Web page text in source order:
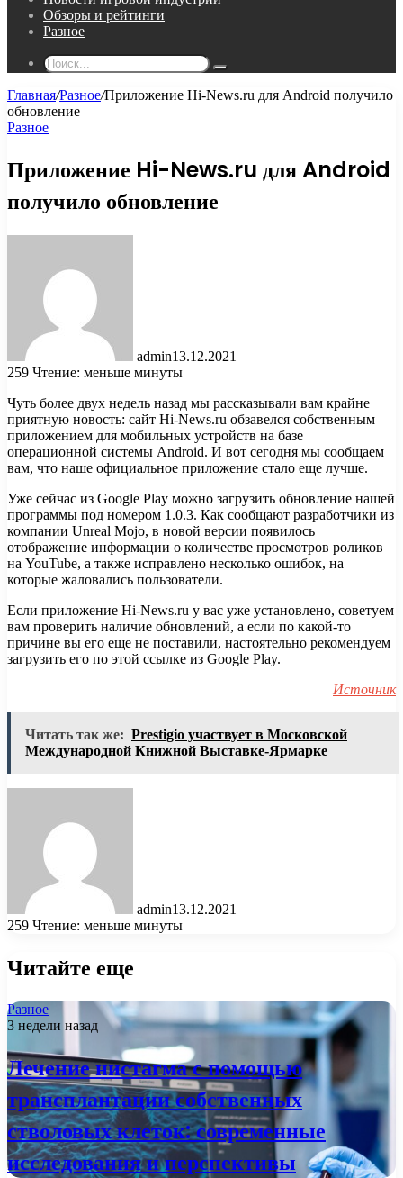
Обзоры и рейтинги
Разное
Поиск...
Главная/Разное/Приложение Hi-News.ru для Android получило
обновление
Разное
Приложение Hi-News.ru для Android
получило обновление
admin13.12.2021
259 Чтение: меньше минуты
Чуть более двух недель назад мы рассказывали вам крайне
приятную новость: сайт Hi-News.ru обзавелся собственным
приложением для мобильных устройств на базе
операционной системы Android. И вот сегодня мы сообщаем
вам, что наше официальное приложение стало еще лучше.
Уже сейчас из Google Play можно загрузить обновление нашей
программы под номером 1.0.3. Как сообщают разработчики из
компании Unreal Mojo, в новой версии появилось
отображение информации о количестве просмотров роликов
на YouTube, а также исправлено несколько ошибок, на
которые жаловались пользователи.
Если приложение Hi-News.ru у вас уже установлено, советуем
вам проверить наличие обновлений, а если по какой-то
причине вы его еще не поставили, настоятельно рекомендуем
загрузить его по этой ссылке из Google Play.
Источник
Читать так же: Prestigio участвует в Московской
Международной Книжной Выставке-Ярмарке
admin13.12.2021
259 Чтение: меньше минуты
Читайте еще
Разное
3 недели назад
Лечение нистагма с помощью
трансплантации собственных
стволовых клеток: современные
исследования и перспективы